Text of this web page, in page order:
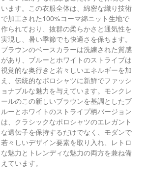
います。この衣服全体は、綿密な織り技術
で加工された100%コーマ綿ニット生地で
作られており、抜群の柔らかさと通気性を
実現し、暑い季節でも快適さを保ちます。
ブラウンのベースカラーは洗練された質感
があり、ブルーとホワイトのストライプは
視覚的な奥行きと若々しいエネルギーを加
え、伝統的なポロシャツに新鮮でファッシ
ョナブルな魅力を与えています。モンクレ
ールのこの新しいブラウンを基調としたブ
ルーとホワイトのストライプ柄バージョン
は、クラシックなポロシャツのエレガント
な遺伝子を保持するだけでなく、モダンで
若々しいデザイン要素を取り入れ、レトロ
な魅力とトレンディな魅力の両方を兼ね備
えています。